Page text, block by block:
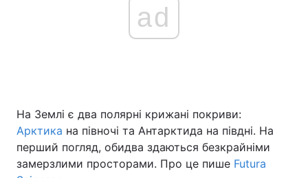
Головна Війна
Україна Політика
Економіка Світ
ad
На Землі є два полярні крижані покриви:
Арктика на півночі та Антарктида на півдні. На
перший погляд, обидва здаються безкрайніми
замерзлими просторами. Про це пише Futura